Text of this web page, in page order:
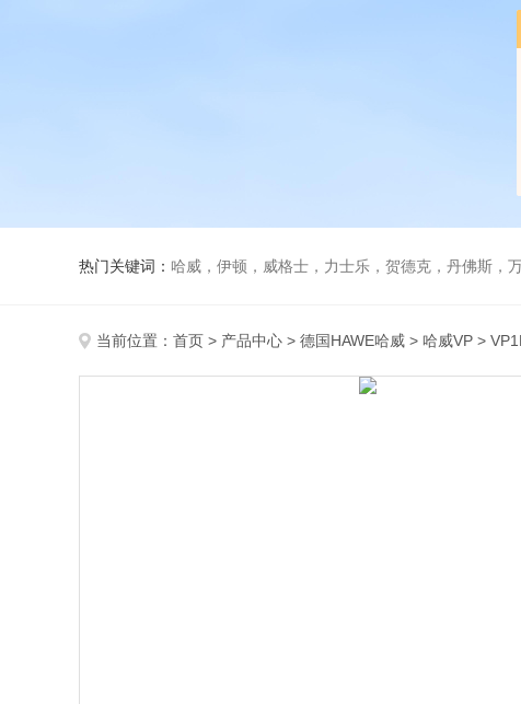
热门关键词： 哈威，伊顿，威格士，力士乐，贺德克，丹佛斯，万
当前位置： 首页 > 产品中心 > 德国HAWE哈威 > 哈威VP >